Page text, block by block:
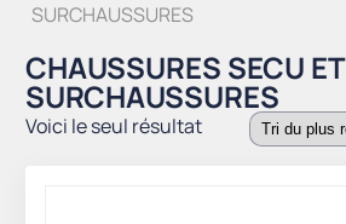
SURCHAUSSURES
CHAUSSURES SECU ET
SURCHAUSSURES
Voici le seul résultat